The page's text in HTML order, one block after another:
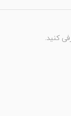
کنید.